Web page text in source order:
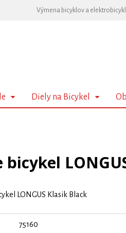
Výmena bicyklov a
Diely na Bicykel
bicykel
LONGUS Klasik Black
75160